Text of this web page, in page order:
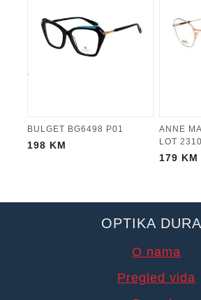
BULGET BG6498 P01
198 KM
ANNE
LOT 2310
179 KM
OPTIKA
O nama
Pregled vida